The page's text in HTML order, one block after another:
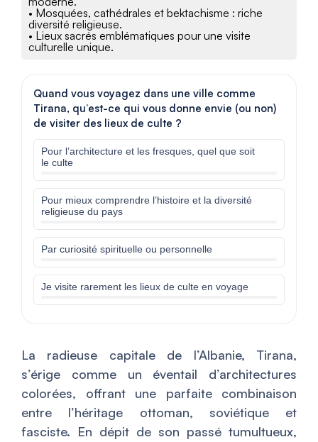
• Mosquées, cathédrales et bektachisme : riche
diversité religieuse.
• Lieux sacrés emblématiques pour une visite
culturelle unique.
Quand vous voyagez dans une ville comme
Tirana, qu’est-ce qui vous donne envie (ou non)
de visiter des lieux de culte ?
Pour l’architecture et les fresques, quel que soit
le culte
Pour mieux comprendre l’histoire et la diversité
religieuse du pays
Par curiosité spirituelle ou personnelle
Je visite rarement les lieux de culte en voyage
La radieuse capitale de l’Albanie, Tirana,
s’érige comme un éventail d’architectures
colorées, offrant une parfaite combinaison
entre l’héritage ottoman, soviétique et
fasciste. En dépit de son passé tumultueux,